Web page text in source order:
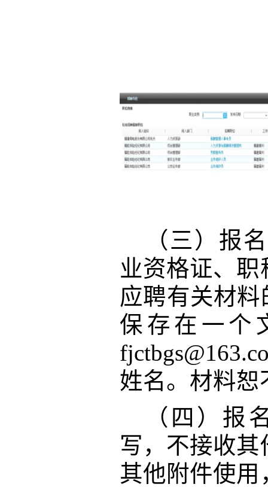
（三）报
业资格证、
应聘有关材
保存在一个
姓名。材料恕
（四） 报
写，不接收
其他附件使